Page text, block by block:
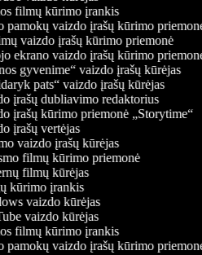
filmų kūrimo įrankis
vaizdo įrašų kūrimo priemonė
vaizdo įrašų kūrimo priemonė
ekrano vaizdo įrašų kūrimo priemonė
gyvenime“ vaizdo įrašų kūrėjas
pats“ vaizdo įrašų kūrėjas
įrašų dubliavimo redaktorius
įrašų kūrimo priemonė „Storytime“
įrašų vertėjas
vaizdo įrašų kūrėjas
filmų kūrimo priemonė
filmų kūrėjas
kūrimo įrankis
vaizdo kūrėjas
vaizdo kūrėjas
filmų kūrimo įrankis
vaizdo įrašų kūrimo priemonė